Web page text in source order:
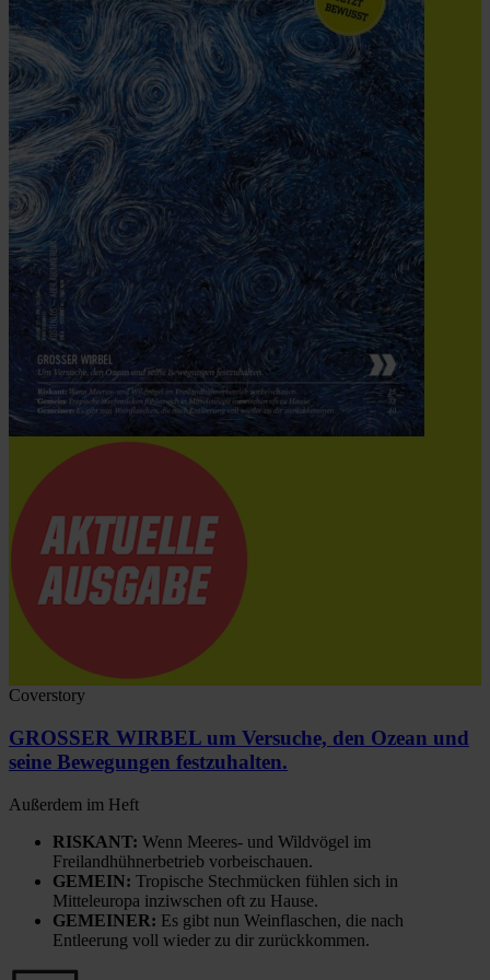
Coverstory
GROSSER WIRBEL um Versuche, den Ozean und
seine Bewegungen festzuhalten.
Außerdem im Heft
RISKANT: Wenn Meeres- und Wildvögel im
Freilandhühnerbetrieb vorbeischauen.
GEMEIN: Tropische Stechmücken fühlen sich in
Mitteleuropa inziwschen oft zu Hause.
GEMEINER: Es gibt nun Weinflaschen, die nach
Entleerung voll wieder zu dir zurückkommen.